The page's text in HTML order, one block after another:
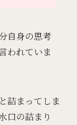
自身の思考
われていま
詰まってしま
口の詰まり